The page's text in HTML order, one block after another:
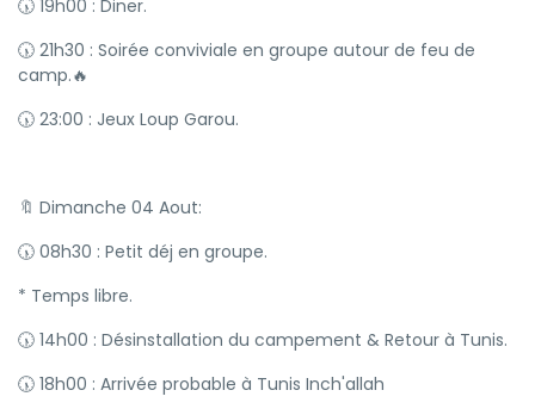
🕠 19h00 : Diner.
🕠 21h30 : Soirée conviviale en groupe autour de feu de
camp.🔥
🕠 23:00 : Jeux Loup Garou.
🔖 Dimanche 04 Aout:
🕠 08h30 : Petit déj en groupe.
* Temps libre.
🕠 14h00 : Désinstallation du campement & Retour à Tunis.
🕠 18h00 : Arrivée probable à Tunis Inch'allah